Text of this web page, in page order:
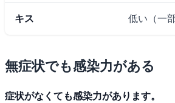
キス 低い（一
無症状でも感染力がある
症状がなくても感染力があります。